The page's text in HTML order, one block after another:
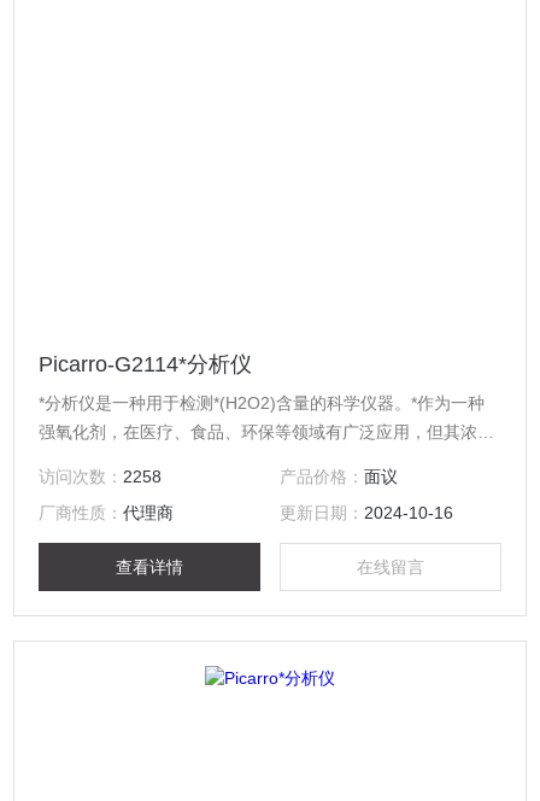
Picarro-G2114*分析仪
*分析仪是一种用于检测*(H2O2)含量的科学仪器。*作为一种
强氧化剂，在医疗、食品、环保等领域有广泛应用，但其浓度
工作原理、关键技术、操作步骤及分析方法。
访问次数： 2258 产品价格： 面议
厂商性质：代理商 更新日期： 2024-10-16
查看详情 在线留言